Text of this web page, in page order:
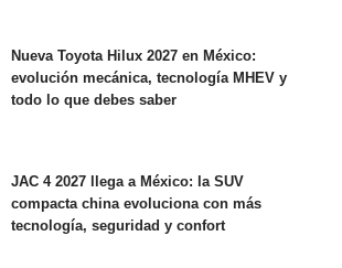
Nueva Toyota Hilux 2027 en México:
evolución mecánica, tecnología MHEV y
todo lo que debes saber
JAC 4 2027 llega a México: la SUV
compacta china evoluciona con más
tecnología, seguridad y confort